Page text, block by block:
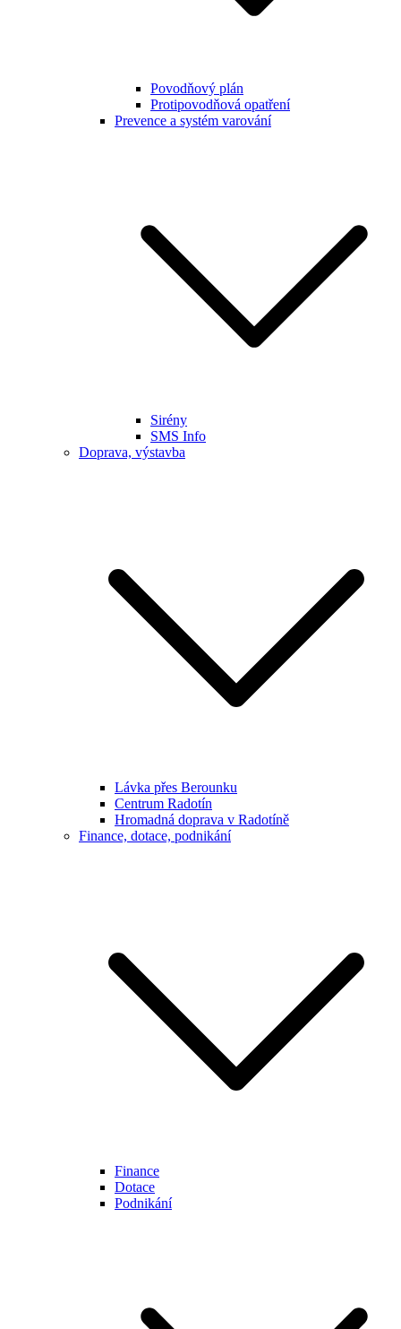
Povodňový plán
Protipovodňová opatření
Prevence a systém varování
Sirény
SMS Info
Doprava, výstavba
Lávka přes Berounku
Centrum Radotín
Hromadná doprava v Radotíně
Finance, dotace, podnikání
Finance
Dotace
Podnikání